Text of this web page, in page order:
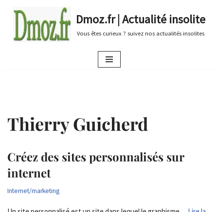
au
Dmoz.fr | Actualité insolite
Vous êtes curieux ? suivez nos actualités insolites
Thierry Guicherd
Créez des sites personnalisés sur
internet
Internet/marketing